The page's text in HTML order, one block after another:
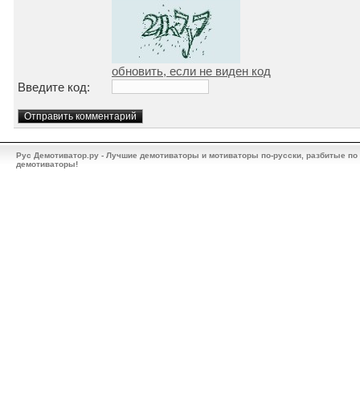
обновить, если не виден код
Введите код:
Рус Демотиватор.ру - Лучшие демотиваторы и мотиваторы по-русски, разбитые
демотиваторы!